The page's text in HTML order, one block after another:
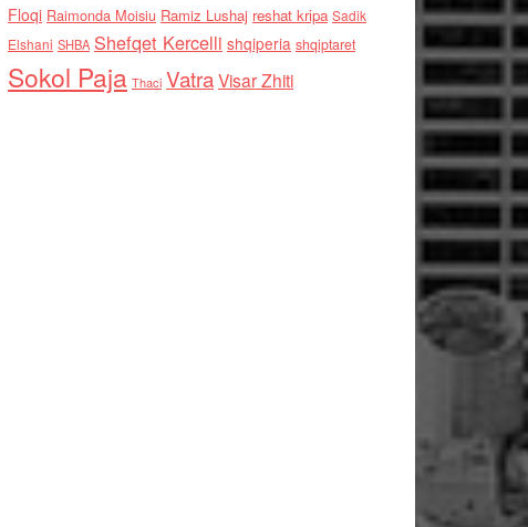
Floqi Raimonda Moisiu Ramiz Lushaj reshat kripa Sadik
Elshani SHBA Shefqet Kercelli shqiperia shqiptaret
Sokol Paja Thaci VatraVisar Zhiti